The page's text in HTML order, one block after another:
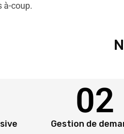
à-coup.
02
Gestion de